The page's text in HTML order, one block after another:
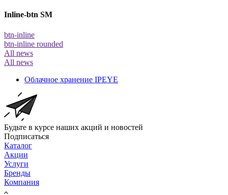
Inline-btn SM
btn-inline
btn-inline rounded
All news
All news
Облачное хранение IPEYE
Будьте в курсе наших акций и новостей
Подписаться
Каталог
Акции
Услуги
Бренды
Компания